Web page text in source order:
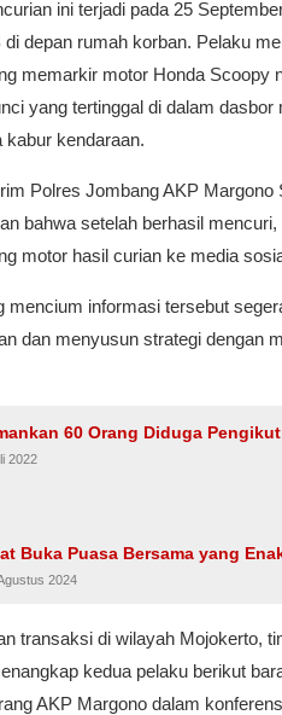
ini terjadi pada 25
di depan rumah korban. Pelaku
memarkir motor Honda Scoopy
yang tertinggal di dalam dasbor
kabur kendaraan.
Polres Jombang AKP Margono
bahwa setelah berhasil
motor hasil curian ke media
mencium informasi tersebut
dan menyusun strategi dengan
60 Orang Diduga Pengikut
2022
Buka Puasa Bersama yang
2024
transaksi di wilayah Mojokerto,
kedua pelaku berikut
AKP Margono dalam